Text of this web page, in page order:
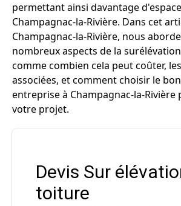
permettant ainsi davantage
Champagnac-la-Rivière. Dans cet
Champagnac-la-Rivière, nous
nombreux aspects de la
comme combien cela peut coûter,
associées, et comment choisir le
entreprise à Champagnac-la-
votre projet.
Devis Sur
toiture